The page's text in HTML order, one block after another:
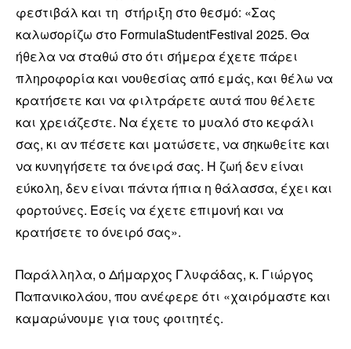
φεστιβάλ και τη στήριξη στο θεσμό: «Σας
καλωσορίζω στο FormulaStudentFestival 2025. Θα
ήθελα να σταθώ στο ότι σήμερα έχετε πάρει
πληροφορία και νουθεσίας από εμάς, και θέλω να
κρατήσετε και να φιλτράρετε αυτά που θέλετε
και χρειάζεστε. Να έχετε το μυαλό στο κεφάλι
σας, κι αν πέσετε και ματώσετε, να σηκωθείτε και
να κυνηγήσετε τα όνειρά σας. Η ζωή δεν είναι
εύκολη, δεν είναι πάντα ήπια η θάλασσα, έχει και
φορτούνες. Εσείς να έχετε επιμονή και να
κρατήσετε το όνειρό σας».
Παράλληλα, ο Δήμαρχος Γλυφάδας, κ. Γιώργος
Παπανικολάου, που ανέφερε ότι «χαιρόμαστε και
καμαρώνουμε για τους φοιτητές.